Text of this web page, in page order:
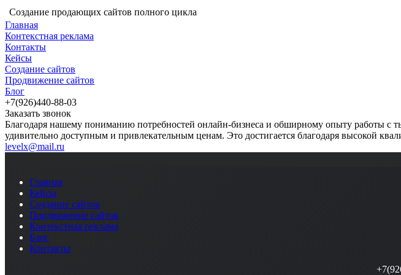
Создание продающих сайтов полного цикла
Главная
Контекстная реклама
Контакты
Кейсы
Создание сайтов
Продвижение сайтов
Блог
+7(926)440-88-03
Заказать звонок
Благодаря нашему пониманию потребностей онлайн-бизнеса и обширному опыту работы с
удивительно доступным и привлекательным ценам. Это достигается благодаря высокой
levelx@mail.ru
Главная
Кейсы
Создание сайтов
Продвижение сайтов
Контекстная реклама
Блог
Контакты